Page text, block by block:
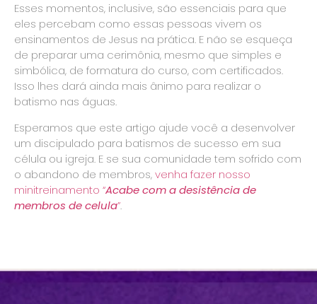
Esses momentos, inclusive, são essenciais para que
eles percebam como essas pessoas vivem os
ensinamentos de Jesus na prática. E não se esqueça
de preparar uma cerimônia, mesmo que simples e
simbólica, de formatura do curso, com certificados.
Isso lhes dará ainda mais ânimo para realizar o
batismo nas águas.
Esperamos que este artigo ajude você a desenvolver
um discipulado para batismos de sucesso em sua
célula ou igreja. E se sua comunidade tem sofrido com
o abandono de membros,venha fazer nosso
minitreinamento “Acabe com a desistência de
membros de celula”.